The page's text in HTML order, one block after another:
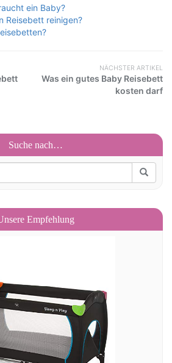
ein Baby?
Reisebett reinigen?
NÄCHSTER ARTIKEL
Was ein gutes Baby Reisebett
kosten darf
Suche nach…
Empfehlung